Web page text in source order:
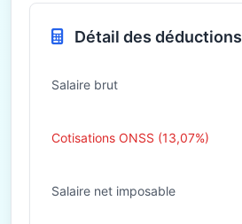
Détail des déductions
Salaire brut
Cotisations ONSS (13,07%)
Salaire net imposable